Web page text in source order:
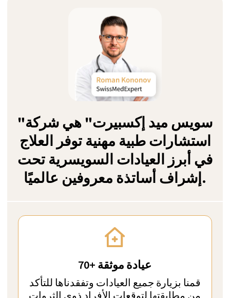
سنوات من الخبرة
نوفر علاجًا تنفيذيًا فاخرًا وفقًا للمعايير
السويسرية مع رعاية شخصية عالية وحرص
على السرية منذ عام 2011
أفضل 9 مراكز لإعادة التأهيل لعلاج
الإرهاق النفسي في سويسرا
كيف نقوم بترتيب
النتائج؟
زيورخ، سويسرا
The Kusnacht Practice